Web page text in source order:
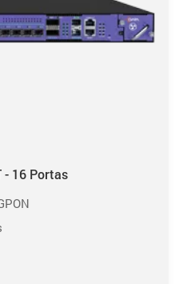
- 16 Portas